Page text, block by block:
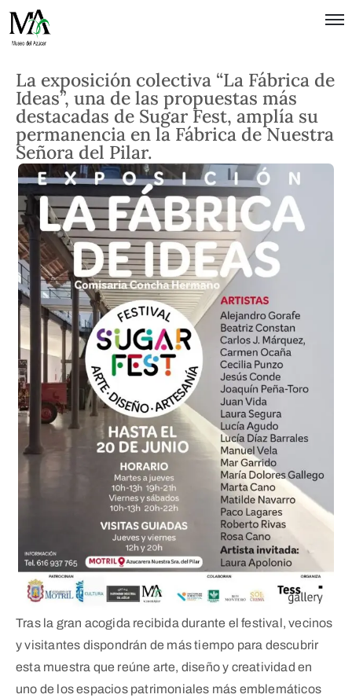
La exposición colectiva “La Fábrica de
Ideas”, una de las propuestas más
destacadas de Sugar Fest, amplía su
permanencia en la Fábrica de Nuestra
Señora del Pilar.
Tras la gran acogida recibida durante el festival, vecinos
y visitantes dispondrán de más tiempo para descubrir
esta muestra que reúne arte, diseño y creatividad en
uno de los espacios patrimoniales más emblemáticos
Privacidad
Términos
de Uso